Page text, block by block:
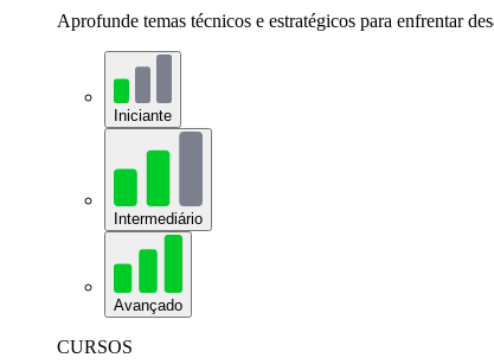
Aprofunde temas técnicos e estratégicos para enfrentar
Iniciante
Intermediário
Avançado
CURSOS